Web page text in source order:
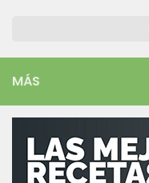
MÁS